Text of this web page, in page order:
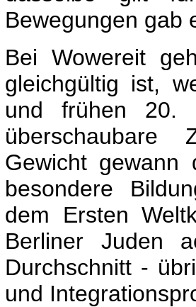
Bewegungen gab
Bei Wowereit
gleichgültig ist,
und frühen 20.
überschaubare
Gewicht gewann
besondere
dem Ersten
Berliner Juden
Durchschnitt -
und